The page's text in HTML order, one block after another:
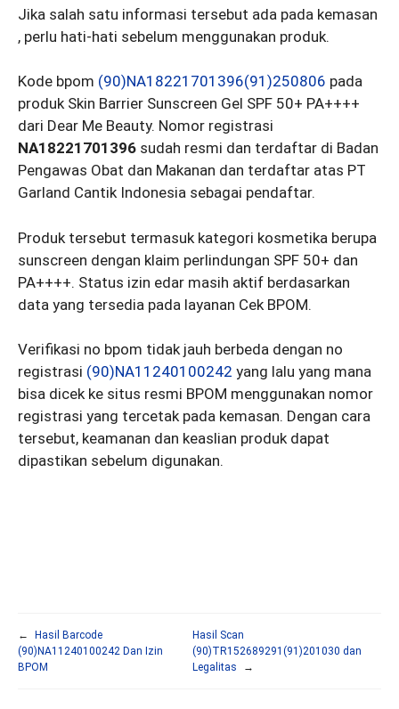
Jika salah satu informasi tersebut ada pada kemasan
, perlu hati-hati sebelum menggunakan produk.
Kode bpom (90)NA18221701396(91)250806 pada
produk Skin Barrier Sunscreen Gel SPF 50+ PA++++
dari Dear Me Beauty. Nomor registrasi
NA18221701396 sudah resmi dan terdaftar di Badan
Pengawas Obat dan Makanan dan terdaftar atas PT
Garland Cantik Indonesia sebagai pendaftar.
Produk tersebut termasuk kategori kosmetika berupa
sunscreen dengan klaim perlindungan SPF 50+ dan
PA++++. Status izin edar masih aktif berdasarkan
data yang tersedia pada layanan Cek BPOM.
Verifikasi no bpom tidak jauh berbeda dengan no
registrasi (90)NA11240100242 yang lalu yang mana
bisa dicek ke situs resmi BPOM menggunakan nomor
registrasi yang tercetak pada kemasan. Dengan cara
tersebut, keamanan dan keaslian produk dapat
dipastikan sebelum digunakan.
←
Hasil Barcode
(90)NA11240100242 Dan Izin
BPOM
Hasil Scan
(90)TR152689291(91)201030 dan
Legalitas
→